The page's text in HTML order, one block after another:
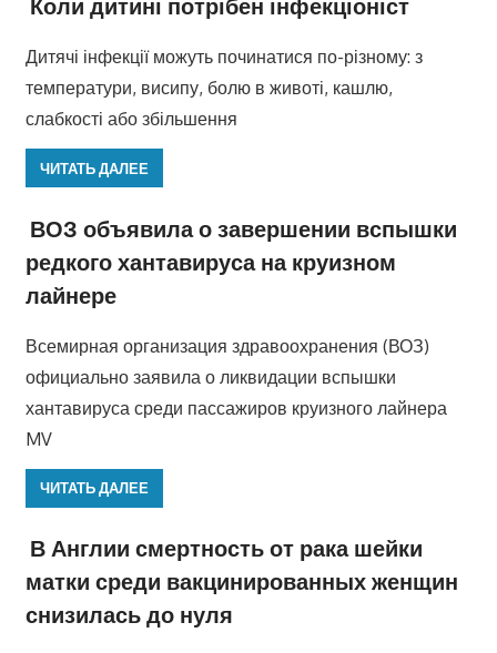
Дитячі інфекції можуть починатися по-різному: з
температури, висипу, болю в животі, кашлю,
слабкості або збільшення
ЧИТАТЬ ДАЛЕЕ
ВОЗ объявила о завершении вспышки
редкого хантавируса на круизном
лайнере
Всемирная организация здравоохранения (ВОЗ)
официально заявила о ликвидации вспышки
хантавируса среди пассажиров круизного лайнера
MV
ЧИТАТЬ ДАЛЕЕ
В Англии смертность от рака шейки
матки среди вакцинированных женщин
снизилась до нуля